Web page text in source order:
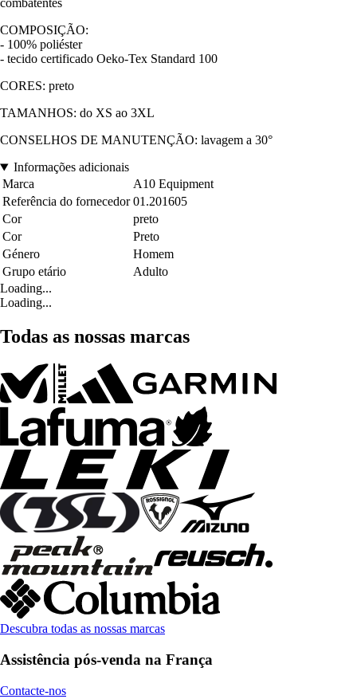
combatentes
COMPOSIÇÃO:
- 100% poliéster
- tecido certificado Oeko-Tex Standard 100
CORES: preto
TAMANHOS: do XS ao 3XL
CONSELHOS DE MANUTENÇÃO: lavagem a 30°
Informações adicionais
Marca
A10 Equipment
Referência do fornecedor 01.201605
Cor
preto
Cor
Preto
Género
Homem
Grupo etário
Adulto
Loading...
Loading...
Todas as nossas marcas
Descubra todas as nossas marcas
Assistência pós-venda na França
Contacte-nos